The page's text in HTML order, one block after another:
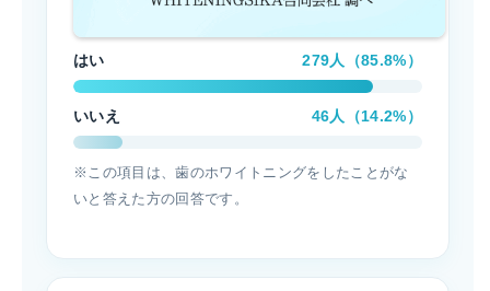
はい 279人（85.8%）
いいえ 46人（14.2%）
※この項目は、歯のホワイトニングをしたことがな
いと答えた方の回答です。